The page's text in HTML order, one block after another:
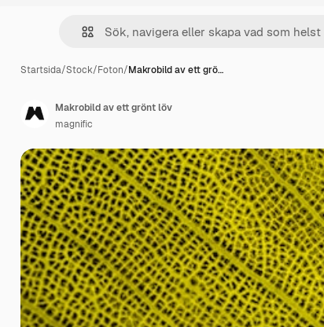
Startsida/Stock/Foton/Makrobild av ett grö…
Makrobild av ett grönt löv
magnific